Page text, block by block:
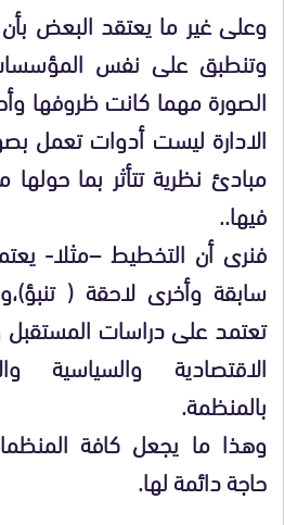
وعلى غير ما يعتقد البعض
وتنطبق على نفس
الصورة مهما كانت ظروفها
الادارة ليست أدوات تعمل
مبادئ نظرية تتأثر بما
فيها..
فنرى أن التخطيط –مثلا-
سابقة وأخرى لاحقة (
تعتمد على دراسات المستقبل
الاقتصادية والسياسية
بالمنظمة.
وهذا ما يجعل كافة
حاجة دائمة لها.